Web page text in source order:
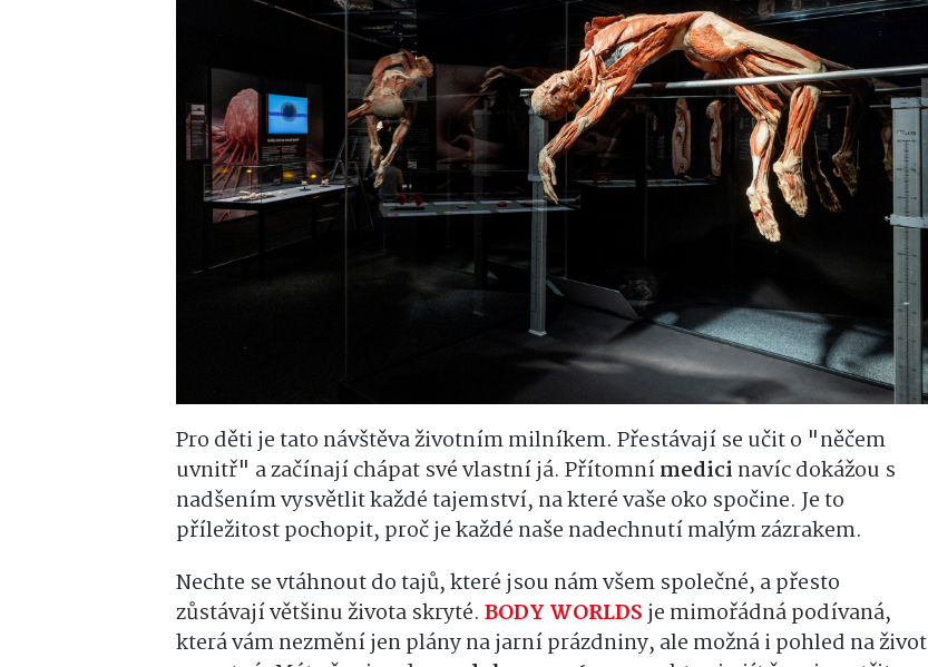
Pro děti je tato návštěva životním milníkem. Přestávají se učit o "něčem
uvnitř" a začínají chápat své vlastní já. Přítomnímedici navíc dokážou s
nadšením vysvětlit každé tajemství, na které vaše oko spočine. Je to
příležitost pochopit, proč je každé naše nadechnutí malým zázrakem.
Nechte se vtáhnout do tajů, které jsou nám všem společné, a přesto
zůstávají většinu života skryté. BODY WORLDSje mimořádná podívaná,
která vám nezmění jen plány na jarní prázdniny, ale možná i pohled na život